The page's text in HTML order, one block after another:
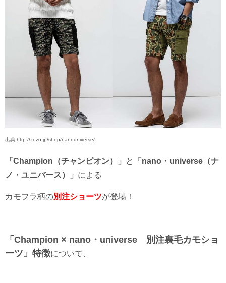
出典 http://zozo.jp/shop/nanouniverse/
「Champion（チャンピオン）」 と
「nano・universe（ナ
ノ・ユニバース）」 による
カモフラ柄の別注ショーツが登場！
「Champion × nano・universe 別注裏毛カモショ
ーツ」特徴について、